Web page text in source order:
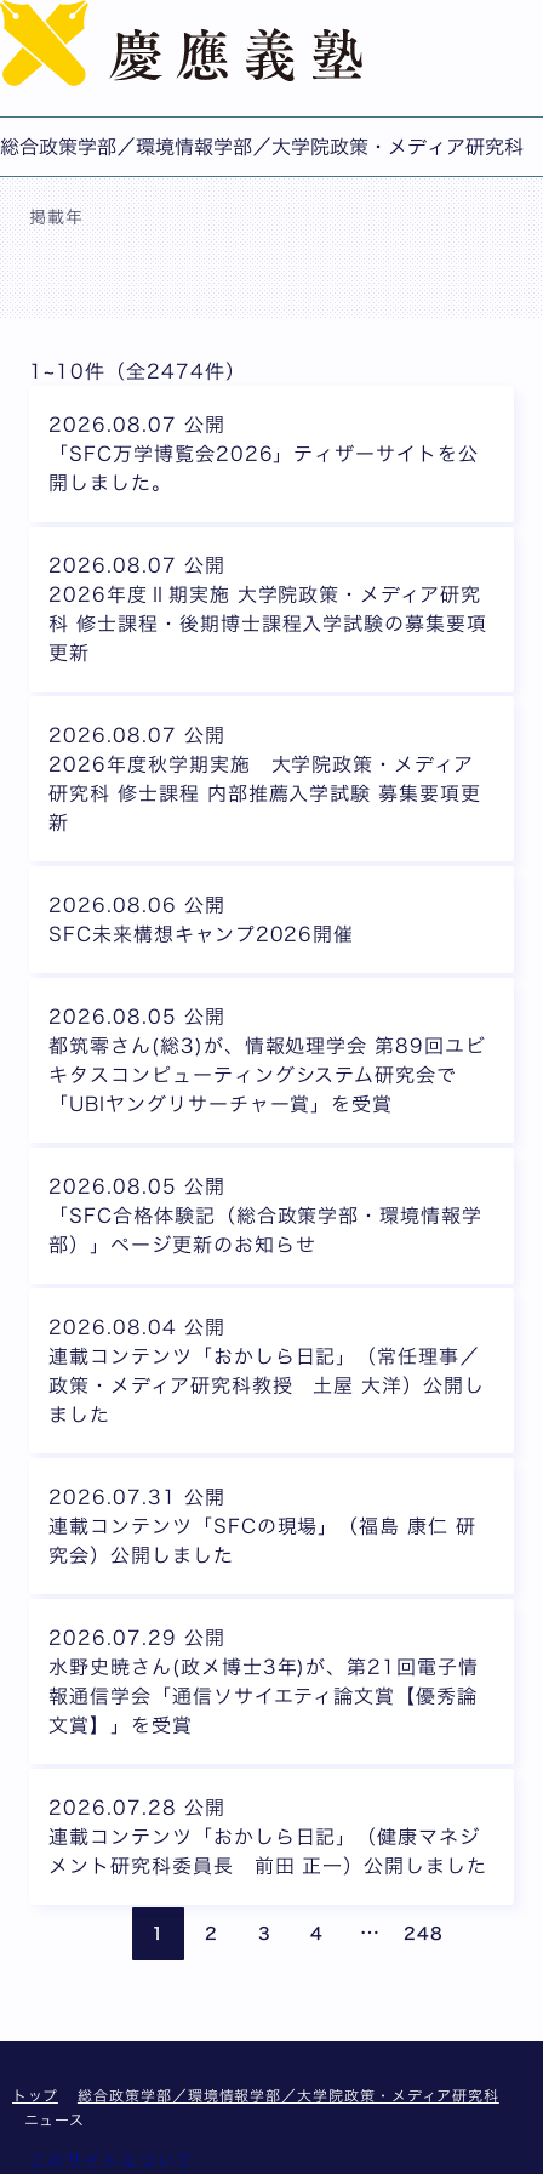
総合政策学部／環境情報学部／大学院政策・メディア研究科
ニュース
掲載年
1~10件（全2474件）
2026.08.07 公開
「SFC万学博覧会2026」ティザーサイトを公
開しました。
2026.08.07 公開
2026年度Ⅱ期実施 大学院政策・メディア研究
科 修士課程・後期博士課程入学試験の募集要項
更新
2026.08.07 公開
2026年度秋学期実施 大学院政策・メディア
研究科 修士課程 内部推薦入学試験 募集要項更
新
2026.08.06 公開
SFC未来構想キャンプ2026開催
2026.08.05 公開
都筑零さん(総3)が、情報処理学会 第89回ユビ
キタスコンピューティングシステム研究会で
「UBIヤングリサーチャー賞」を受賞
2026.08.05 公開
「SFC合格体験記（総合政策学部・環境情報学
部）」ページ更新のお知らせ
2026.08.04 公開
連載コンテンツ「おかしら日記」（常任理事／
政策・メディア研究科教授 土屋 大洋）公開し
ました
2026.07.31 公開
連載コンテンツ「SFCの現場」（福島 康仁 研
究会）公開しました
2026.07.29 公開
水野史暁さん(政メ博士3年)が、第21回電子情
報通信学会「通信ソサイエティ論文賞【優秀論
文賞】」を受賞
2026.07.28 公開
連載コンテンツ「おかしら日記」（健康マネジ
メント研究科委員長 前田 正一）公開しました
1 2 3 4 … 248
トップ
総合政策学部／環境情報学部／大学院政策・メディア研究科
ニュース
このサイトについて